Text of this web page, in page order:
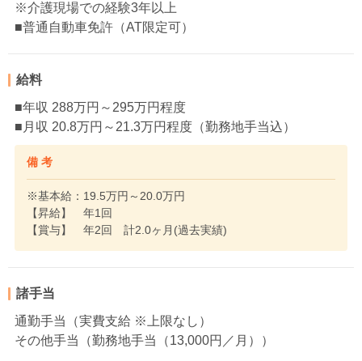
※介護現場での経験3年以上
■普通自動車免許（AT限定可）
給料
■年収 288万円～295万円程度
■月収 20.8万円～21.3万円程度（勤務地手当込）
備 考
※基本給：19.5万円～20.0万円
【昇給】 年1回
【賞与】 年2回 計2.0ヶ月(過去実績)
諸手当
通勤手当（実費支給 ※上限なし）
その他手当（勤務地手当（13,000円／月））